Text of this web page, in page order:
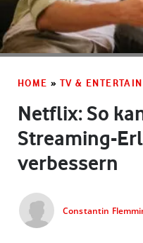
HOME » TV &
Netflix: So
Streaming-
verbessern
Constantin